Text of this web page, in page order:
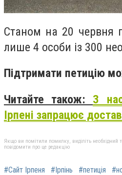
Станом на 20 червня
лише 4 особи із 300
Підтримати петицію
Читайте також: З
Ірпені запрацює
Якщо ви помітили помилку, виділіть необхідний
повідомити про це редакцію
#Сайт Ірпеня #Ірпінь #петиція